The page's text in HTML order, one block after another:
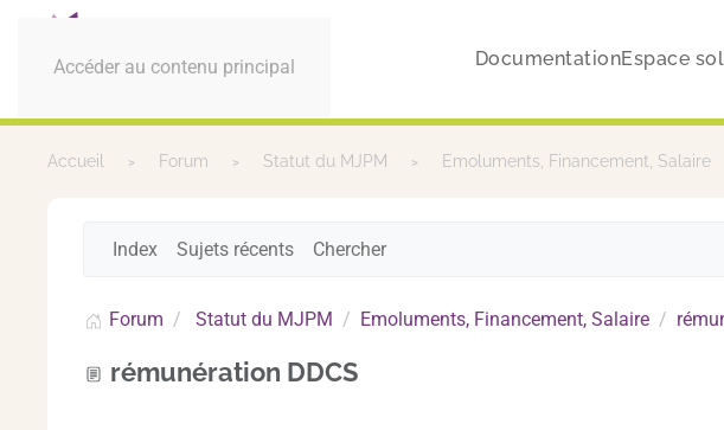
Accéder au contenu principal DocumentationEspace
Accueil Forum Statut du MJPM Emoluments, Financement, Salaire
Index Sujets récents Chercher
Forum Statut du MJPM Emoluments, Financement, Salaire
rémunération DDCS